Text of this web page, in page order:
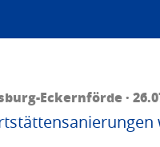
Eckernförde ·